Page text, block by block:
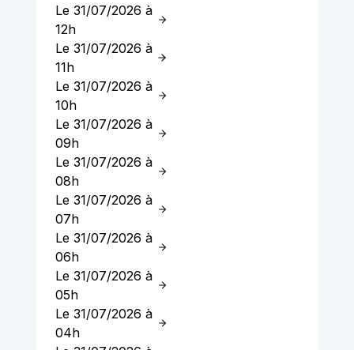
Le 31/07/2026 à
12h
Le 31/07/2026 à
11h
Le 31/07/2026 à
10h
Le 31/07/2026 à
09h
Le 31/07/2026 à
08h
Le 31/07/2026 à
07h
Le 31/07/2026 à
06h
Le 31/07/2026 à
05h
Le 31/07/2026 à
04h